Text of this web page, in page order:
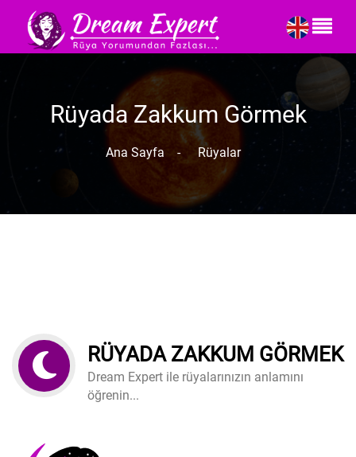
Rüyada Zakkum Görmek
Ana Sayfa - Rüyalar
RÜYADA ZAKKUM GÖRMEK
Dream Expert ile rüyalarınızın anlamını
öğrenin...